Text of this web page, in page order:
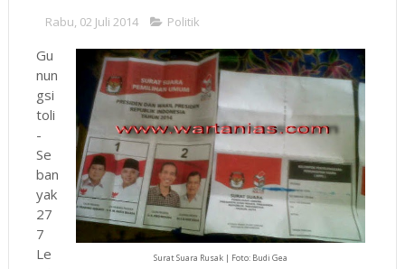
Rabu, 02 Juli 2014 Politik
Surat Suara Rusak | Foto: Budi Gea
Gu
nun
gsi
toli
-
Se
ban
yak
27
7
Le